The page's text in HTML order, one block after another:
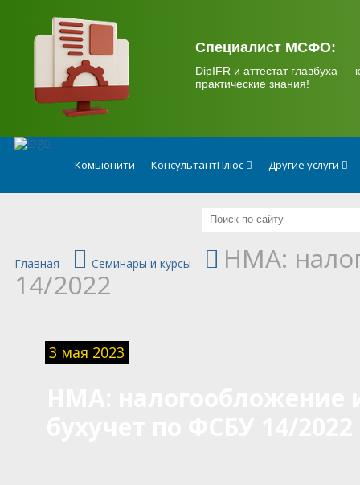
Специалист МСФО:
DipIFR и аттестат главбуха —
практические знания!
Комьюнити КонсультантПлюс Другие услуги
Главная Семинары и курсы НМА:
14/2022
3 мая 2023